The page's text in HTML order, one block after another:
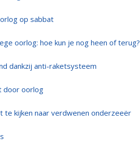
op sabbat
oorlog: hoe kun je nog heen of terug?
dankzij anti-raketsysteem
door oorlog
te kijken naar verdwenen onderzeeër